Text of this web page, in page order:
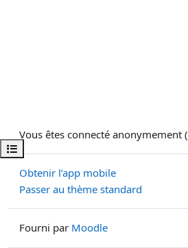
Ouvrir l’index du cours
Vous êtes connecté anonymement (
Obtenir l’app mobile
Passer au thème standard
Fourni par Moodle